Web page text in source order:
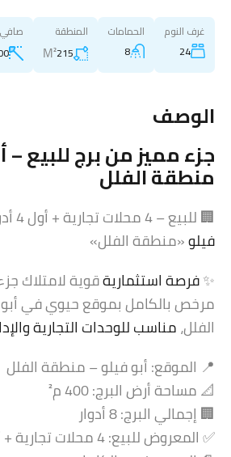
غرف النوم
24
الحمامات
8
المنطقة
215
M²
الوصف
جزء مميز من برج للبيع –
منطقة الفلل
🏢 للبيع – 4 محلات تجارية + أول 4 أدوار من برج في
فيلو«منطقة الفلل»
✨فرصة استثماريةقوية لامتلاك
مرخص بالكامل بموقع حيوي في
الفلل،مناسب للوحدات التجارية
📍 الموقع: أبو فيلو – منطقة الفلل
📐 مساحة أرض البرج: 400 م²
🏢 إجمالي البرج: 8 أدوار
✅ المعروض للبيع: 4 محلات تجارية + أول 4 أدوار فقط